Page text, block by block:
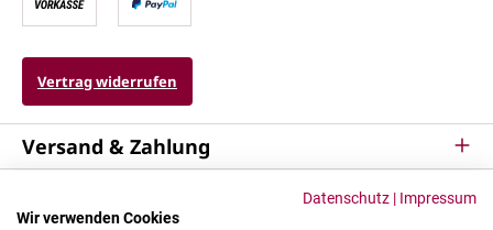
Vertrag widerrufen
Versand & Zahlung
Datenschutz | Impressum
Wir verwenden Cookies